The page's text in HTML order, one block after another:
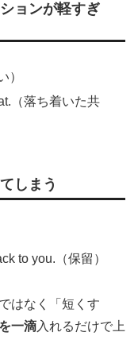
ョンが軽すぎ
）
（落ち着いた共
しまう
to you.（保留）
はなく「短くす
一滴入れるだけで上